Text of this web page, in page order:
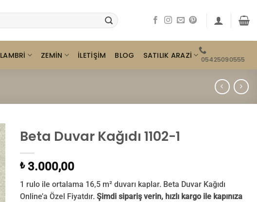
LAMBRI ZEMIN İLETIŞIM BLOG SATILIK ARAZI 05425090555
Beta Duvar Kağıdı 1102-1
₺3.000,00
1 rulo ile ortalama 16,5 m² duvarı kaplar. Beta Duvar Kağıdı
Online’a Özel Fiyatdır. Şimdi sipariş verin, hızlı kargo ile kapınıza